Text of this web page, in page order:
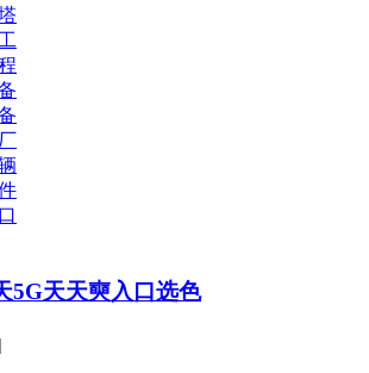
5G天天奭入口选色